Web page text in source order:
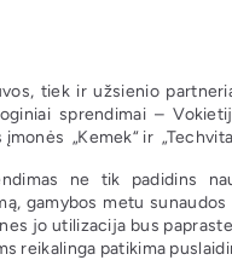
tiek ir užsienio
sprendimai –
„Kemek“ ir
ne tik padidins
gamybos metu
jo utilizacija bus
reikalinga patikima